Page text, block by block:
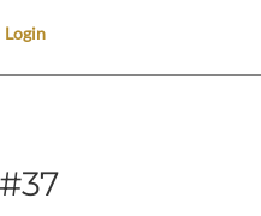
Login